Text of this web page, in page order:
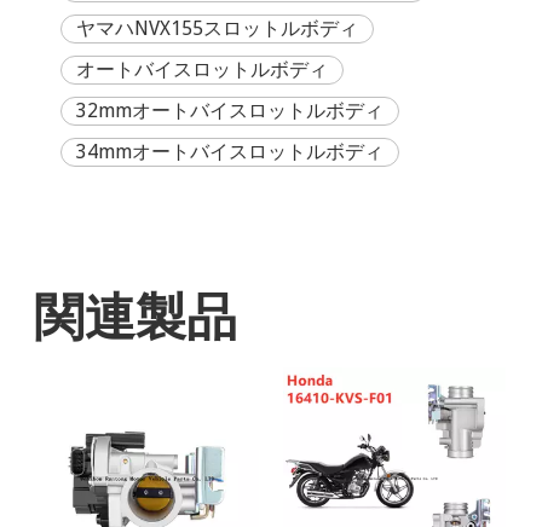
ヤマハNVX155スロットルボディ
オートバイスロットルボディ
32mmオートバイスロットルボディ
34mmオートバイスロットルボディ
関連製品